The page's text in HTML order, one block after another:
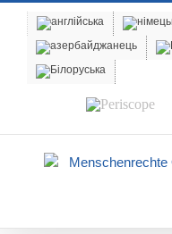
content
Periscope